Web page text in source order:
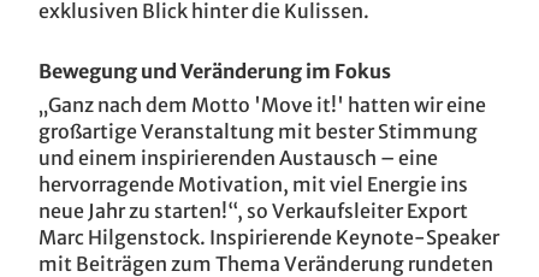
exklusiven Blick hinter die Kulissen.
Bewegung und Veränderung im Fokus
„Ganz nach dem Motto 'Move it!' hatten wir eine
großartige Veranstaltung mit bester Stimmung
und einem inspirierenden Austausch – eine
hervorragende Motivation, mit viel Energie ins
neue Jahr zu starten!“, so Verkaufsleiter Export
Marc Hilgenstock. Inspirierende Keynote-Speaker
mit Beiträgen zum Thema Veränderung rundeten